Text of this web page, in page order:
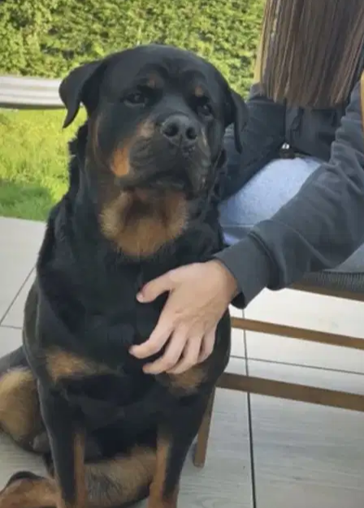
4.Louise
Nouveau
La Roche-sur-Yon, 85000
À 0,6 km
de
Promenade de chiens à La Roche-sur-Yon
4
Pet sitters actifs
15 €
Prix typique
par promenade
5,00
Note moyenne
Avis vérifiés
2
Actif cette semaine
2
Disponible cette semaine